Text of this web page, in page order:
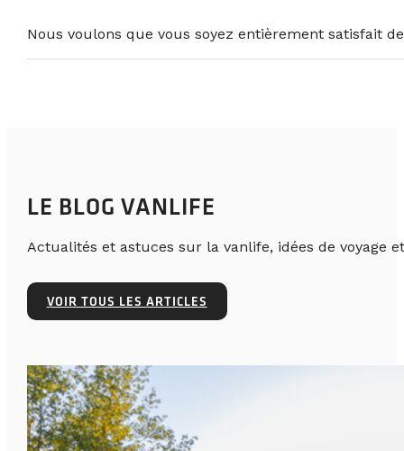
Nous voulons que vous soyez entièrement satisfait
LE BLOG VANLIFE
Actualités et astuces sur la vanlife, idées de voyage
VOIR TOUS LES ARTICLES